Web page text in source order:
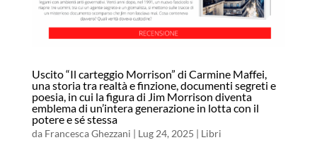
Uscito “Il carteggio Morrison” di Carmine Maffei,
una storia tra realtà e finzione, documenti segreti e
poesia, in cui la figura di Jim Morrison diventa
emblema di un’intera generazione in lotta con il
potere e sé stessa
da Francesca Ghezzani | Lug 24, 2025 | Libri